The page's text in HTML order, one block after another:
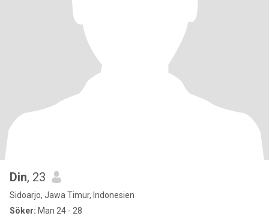
Din, 23
Sidoarjo, Jawa Timur, Indonesien
Söker: Man 24 - 28